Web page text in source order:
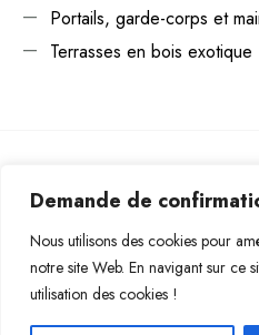
Demande de
Nous utilisons des cookies pour
notre site Web. En navigant sur ce
utilisation des cookies !
Portails, garde-corps et
Terrasses en bois exotique
FACEBOOK